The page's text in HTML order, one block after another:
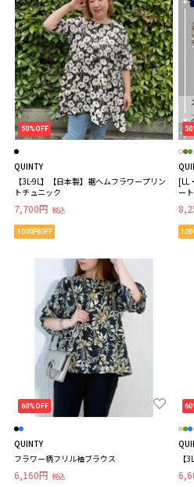
50%OFF
QUINTY
【3L-9L】【日本製】裾ヘムフラワープリン
トチュニック
7,700円 税込
1000円OFF
[LL
ート
60%OFF
QUINTY
フラワー柄フリル袖ブラウス
6,160円 税込
【